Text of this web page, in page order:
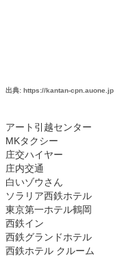
出典: https://kantan-cpn.auone.jp
アート引越センター
MKタクシー
庄交ハイヤー
庄内交通
白いゾウさん
ソラリア西鉄ホテル
東京第一ホテル鶴岡
西鉄イン
西鉄グランドホテル
西鉄ホテル クルーム